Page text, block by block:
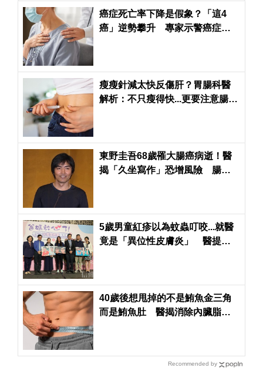
癌症死亡率下降是假象？「這4
癌」逆勢攀升 專家示警癌症防
瘦瘦針減太快反傷肝？胃腸科醫
解析：不只瘦得快...更要注意腸
東野圭吾68歲罹大腸癌病逝！醫
揭「久坐寫作」恐增風險 腸道
5歲男童紅疹以為蚊蟲叮咬...就醫
竟是「異位性皮膚炎」 醫提
40歲後想甩掉的不是鮪魚金三角
而是鮪魚肚 醫揭消除內臟脂肪
Recommended by